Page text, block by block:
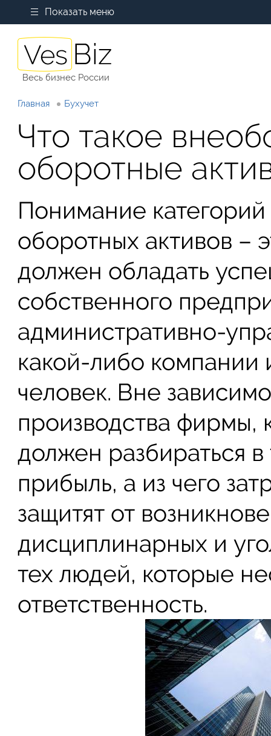
Показать меню
Весь бизнес России
Главная Бухучет
Что такое
оборотные
Понимание
оборотных активов –
должен обладать
собственного
административно-
какой-либо компании
человек. Вне
производства
должен разбираться
прибыль, а из чего
защитят от
дисциплинарных и
тех людей, которые
ответственность.